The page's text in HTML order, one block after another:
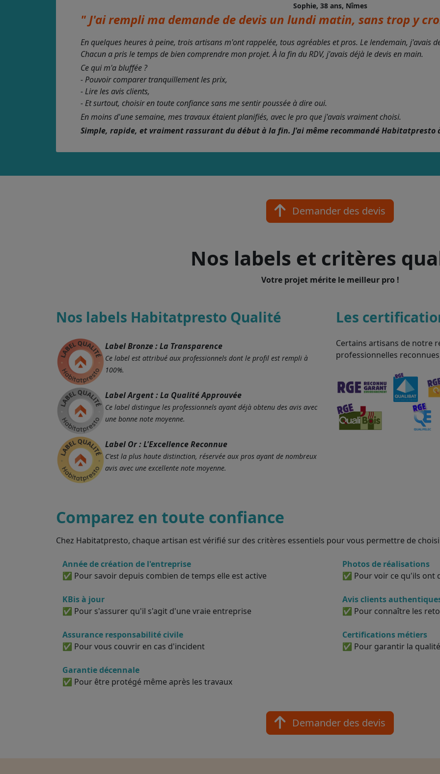
Sophie, 38 ans, Nîmes
" J'ai rempli ma demande de devis un lundi matin, sans trop y
En quelques heures à peine, trois artisans m'ont rappelée, tous agréables et pros. Le lendemain, j'avais
Chacun a pris le temps de bien comprendre mon projet. À la fin du RDV, j'avais déjà le devis en main.
Ce qui m'a bluffée ?
- Pouvoir comparer tranquillement les prix,
- Lire les avis clients,
- Et surtout, choisir en toute confiance sans me sentir poussée à dire oui.
En moins d'une semaine, mes travaux étaient planifiés, avec le pro que j'avais vraiment choisi.
Simple, rapide, et vraiment rassurant du début à la fin. J'ai même recommandé Habitatpresto
Demander des devis
Nos labels et critères
Votre projet mérite le meilleur pro !
Nos labels Habitatpresto Qualité
Label Bronze : La Transparence
Ce label est attribué aux professionnels dont le profil est rempli à
100%.
Label Argent : La Qualité Approuvée
Ce label distingue les professionnels ayant déjà obtenu des avis avec
une bonne note moyenne.
Label Or : L'Excellence Reconnue
C'est la plus haute distinction, réservée aux pros ayant de nombreux
avis avec une excellente note moyenne.
Les
Certains artisans de notre
professionnelles
Comparez en toute confiance
Chez Habitatpresto, chaque artisan est vérifié sur des critères essentiels pour vous permettre de
Année de création de l'entreprise
✅ Pour savoir depuis combien de temps elle est active
Photos de réalisations
✅ Pour voir ce qu'ils ont
KBis à jour
✅ Pour s'assurer qu'il s'agit d'une vraie entreprise
Avis clients
✅ Pour connaître les
Assurance responsabilité civile
✅ Pour vous couvrir en cas d'incident
Certifications métiers
✅ Pour garantir la
Garantie décennale
✅ Pour être protégé même après les travaux
Demander des devis